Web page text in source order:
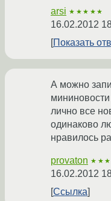
arsi ★★★★★
16.02.2012
Показать
А можно
лично все
одинаково
нравилось
provaton
16.02.2012
Ссылка